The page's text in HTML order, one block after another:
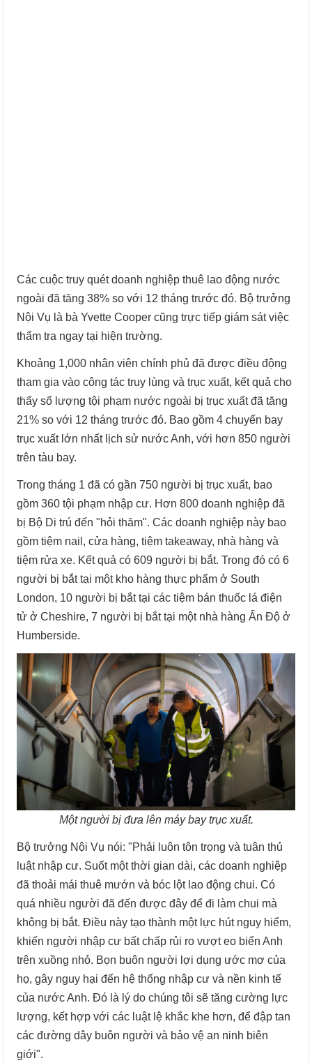
Các cuộc truy quét doanh nghiệp thuê lao động nước
ngoài đã tăng 38% so với 12 tháng trước đó. Bộ trưởng
Nội Vụ là bà Yvette Cooper cũng trực tiếp giám sát việc
thẩm tra ngay tại hiện trường.
Khoảng 1,000 nhân viên chính phủ đã được điều động
tham gia vào công tác truy lùng và trục xuất, kết quả cho
thấy số lượng tội phạm nước ngoài bị trục xuất đã tăng
21% so với 12 tháng trước đó. Bao gồm 4 chuyến bay
trục xuất lớn nhất lịch sử nước Anh, với hơn 850 người
trên tàu bay.
Trong tháng 1 đã có gần 750 người bị trục xuất, bao
gồm 360 tội phạm nhập cư. Hơn 800 doanh nghiệp đã
bị Bộ Di trú đến "hỏi thăm". Các doanh nghiệp này bao
gồm tiệm nail, cửa hàng, tiệm takeaway, nhà hàng và
tiệm rửa xe. Kết quả có 609 người bị bắt. Trong đó có 6
người bị bắt tại một kho hàng thực phẩm ở South
London, 10 người bị bắt tại các tiệm bán thuốc lá điện
tử ở Cheshire, 7 người bị bắt tại một nhà hàng Ấn Độ ở
Humberside.
Một người bị đưa lên máy bay trục xuất.
Bộ trưởng Nội Vụ nói: "Phải luôn tôn trọng và tuân thủ
luật nhập cư. Suốt một thời gian dài, các doanh nghiệp
đã thoải mái thuê mướn và bóc lột lao động chui. Có
quá nhiều người đã đến được đây để đi làm chui mà
không bị bắt. Điều này tạo thành một lực hút nguy hiểm,
khiến người nhập cư bất chấp rủi ro vượt eo biển Anh
trên xuồng nhỏ. Bọn buôn người lợi dụng ước mơ của
họ, gây nguy hại đến hệ thống nhập cư và nền kinh tế
của nước Anh. Đó là lý do chúng tôi sẽ tăng cường lực
lượng, kết hợp với các luật lệ khắc khe hơn, để đập tan
các đường dây buôn người và bảo vệ an ninh biên
giới".